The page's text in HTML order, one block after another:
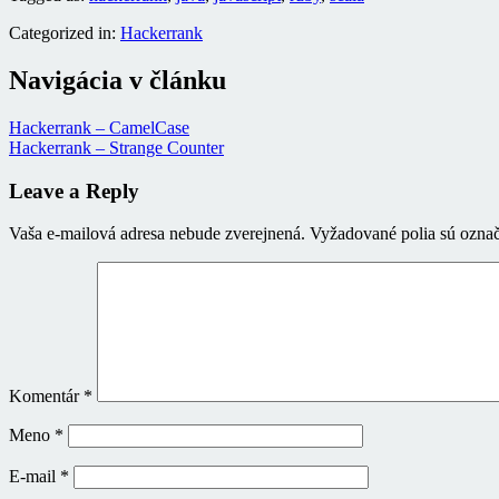
Categorized in: Hackerrank
Navigácia v článku
Hackerrank – CamelCase
Hackerrank – Strange Counter
Leave a Reply
Vaša e-mailová adresa nebude zverejnená. Vyžadované polia sú
Komentár *
Meno *
E-mail *